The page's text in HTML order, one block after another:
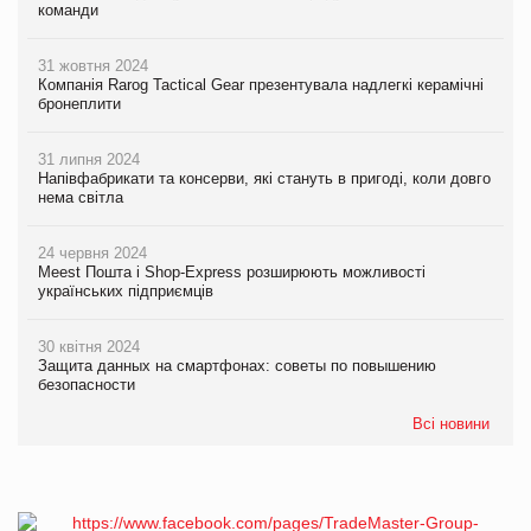
команди
31 жовтня 2024
Компанія Rarog Tactical Gear презентувала надлегкі керамічні
бронеплити
31 липня 2024
Напівфабрикати та консерви, які стануть в пригоді, коли довго
нема світла
24 червня 2024
Meest Пошта і Shop-Express розширюють можливості
українських підприємців
30 квітня 2024
Защита данных на смартфонах: советы по повышению
безопасности
Всі новини